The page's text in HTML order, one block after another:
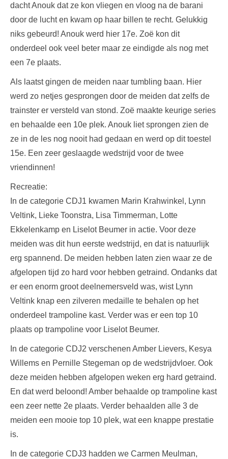
dacht Anouk dat ze kon vliegen en vloog na de barani
door de lucht en kwam op haar billen te recht. Gelukkig
niks gebeurd! Anouk werd hier 17e. Zoë kon dit
onderdeel ook veel beter maar ze eindigde als nog met
een 7e plaats.
Als laatst gingen de meiden naar tumbling baan. Hier
werd zo netjes gesprongen door de meiden dat zelfs de
trainster er versteld van stond. Zoë maakte keurige series
en behaalde een 10e plek. Anouk liet sprongen zien de
ze in de les nog nooit had gedaan en werd op dit toestel
15e. Een zeer geslaagde wedstrijd voor de twee
vriendinnen!
Recreatie:
In de categorie CDJ1 kwamen Marin Krahwinkel, Lynn
Veltink, Lieke Toonstra, Lisa Timmerman, Lotte
Ekkelenkamp en Liselot Beumer in actie. Voor deze
meiden was dit hun eerste wedstrijd, en dat is natuurlijk
erg spannend. De meiden hebben laten zien waar ze de
afgelopen tijd zo hard voor hebben getraind. Ondanks dat
er een enorm groot deelnemersveld was, wist Lynn
Veltink knap een zilveren medaille te behalen op het
onderdeel trampoline kast. Verder was er een top 10
plaats op trampoline voor Liselot Beumer.
In de categorie CDJ2 verschenen Amber Lievers, Kesya
Willems en Pernille Stegeman op de wedstrijdvloer. Ook
deze meiden hebben afgelopen weken erg hard getraind.
En dat werd beloond! Amber behaalde op trampoline kast
een zeer nette 2e plaats. Verder behaalden alle 3 de
meiden een mooie top 10 plek, wat een knappe prestatie
is.
In de categorie CDJ3 hadden we Carmen Meulman,